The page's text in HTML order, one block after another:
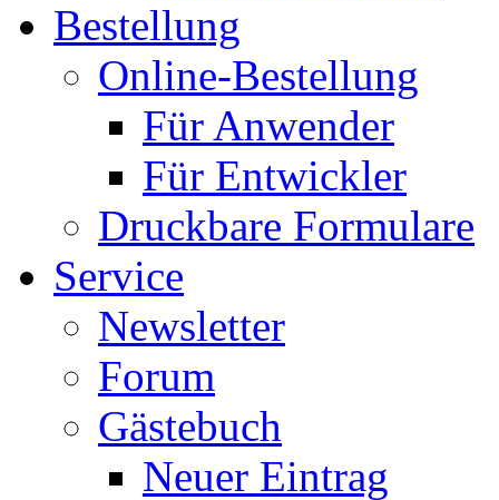
Bestellung
Online-Bestellung
Für Anwender
Für Entwickler
Druckbare Formulare
Service
Newsletter
Forum
Gästebuch
Neuer Eintrag